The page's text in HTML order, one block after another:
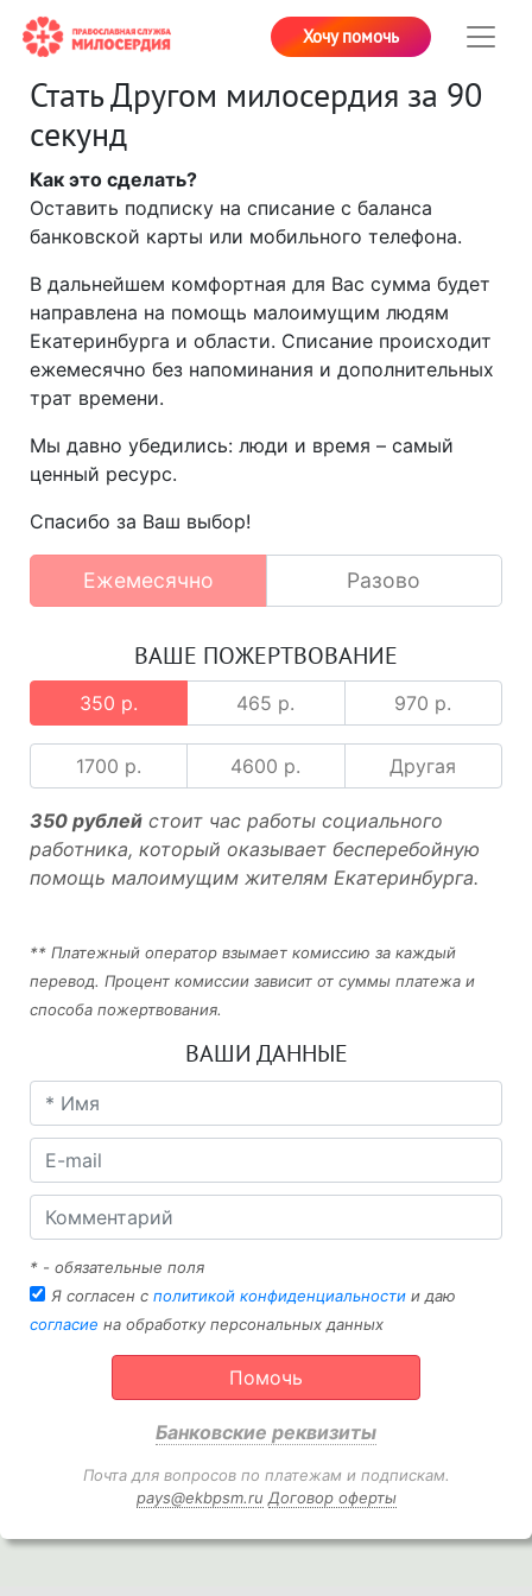
Хочу помочь
Стать Другом милосердия за 90
секунд
Как это сделать?
Оставить подписку на списание с баланса
банковской карты или мобильного телефона.
В дальнейшем комфортная для Вас сумма будет
направлена на помощь малоимущим людям
Екатеринбурга и области. Списание происходит
ежемесячно без напоминания и дополнительных
трат времени.
Мы давно убедились: люди и время – самый
ценный ресурс.
Спасибо за Ваш выбор!
Ежемесячно Разово
ВАШЕ ПОЖЕРТВОВАНИЕ
350 р. 465 р. 970 р.
1700 р. 4600 р. Другая
350 рублей стоит час работы социального
работника, который оказывает бесперебойную
помощь малоимущим жителям Екатеринбурга.
** Платежный оператор взымает комиссию за каждый
перевод. Процент комиссии зависит от суммы платежа и
способа пожертвования.
ВАШИ ДАННЫЕ
* - обязательные поля
Я согласен с политикой конфиденциальности и даю
согласие на обработку персональных данных
Помочь
Банковские реквизиты
Почта для вопросов по платежам и подпискам.
pays@ekbpsm.ru Договор оферты